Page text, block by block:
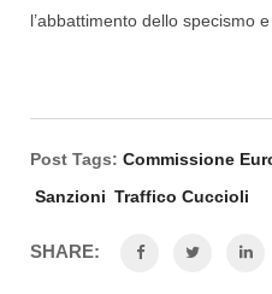
l’abbattimento dello specismo
Post Tags: Commissione
Sanzioni Traffico Cuccioli
SHARE: